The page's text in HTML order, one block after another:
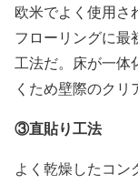
欧米でよく使用さ
フローリングに最
工法だ。床が一体
くため壁際のクリ
③直貼り工法
よく乾燥したコン